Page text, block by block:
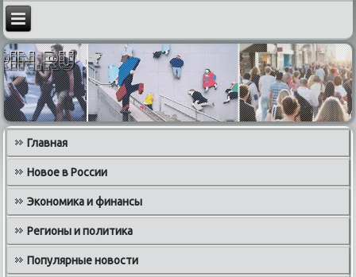
Главная
Новое в России
Экономика и финансы
Регионы и политика
Популярные новости